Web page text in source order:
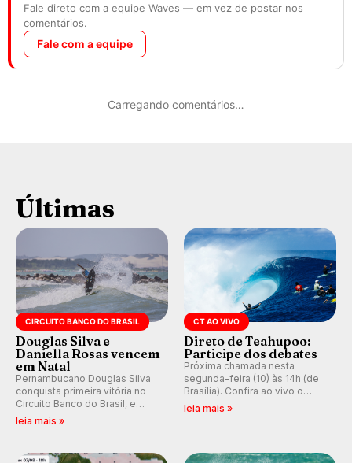
Fale direto com a equipe Waves — em vez de postar nos
comentários.
Fale com a equipe
Carregando comentários…
Últimas
CIRCUITO BANCO DO BRASIL
Douglas Silva e
Daniella Rosas vencem
em Natal
Pernambucano Douglas Silva
conquista primeira vitória no
Circuito Banco do Brasil, e
peruana Daniella Rosas vence
(RN).
leia mais »
CT AO VIVO
Direto de Teahupoo:
Participe dos debates
Próxima chamada nesta
segunda-feira (10) às 14h (de
Brasília). Confira ao vivo o
Outerknown Tahiti Pro 2026 e
leia mais »